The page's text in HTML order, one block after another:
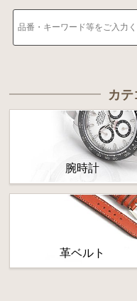
カ
腕時計
革ベルト